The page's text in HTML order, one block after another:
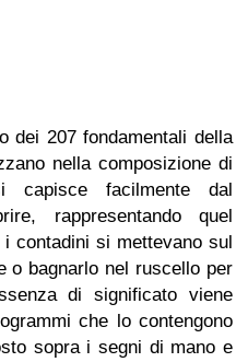
dei 207 fondamentali della
nella composizione di
facilmente dal
rappresentando quel
contadini si mettevano sul
o bagnarlo nel ruscello per
di significato viene
che lo contengono
sopra i segni di mano e